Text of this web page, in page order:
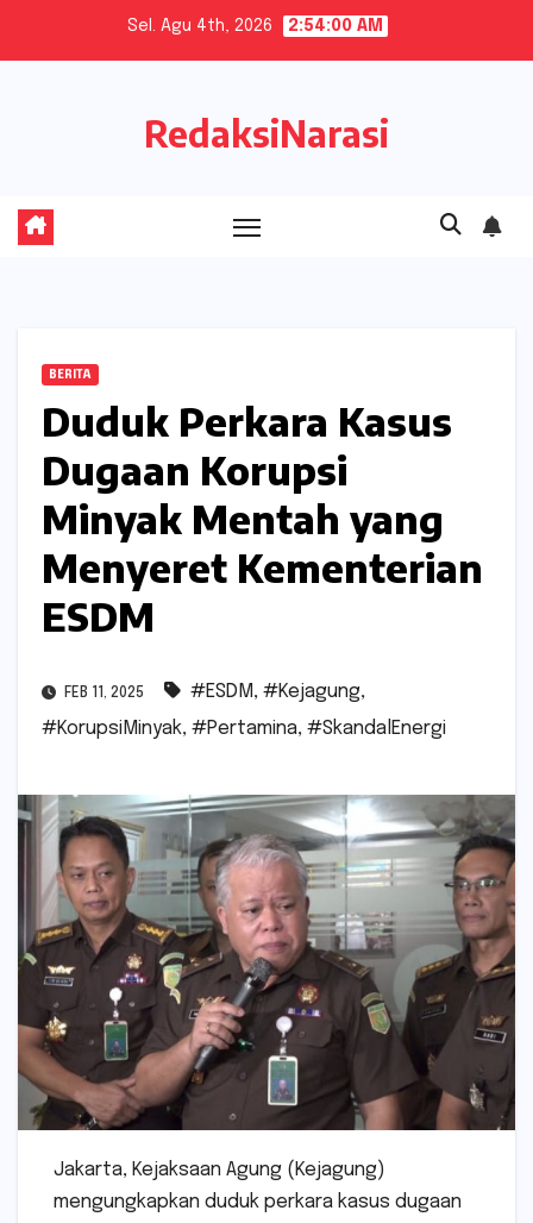
Sel. Agu 4th, 2026 2:54:01 AM
RedaksiNarasi
BERITA
Duduk Perkara Kasus
Dugaan Korupsi
Minyak Mentah yang
Menyeret Kementerian
ESDM
FEB 11, 2025 #ESDM, #Kejagung,
#KorupsiMinyak, #Pertamina, #SkandalEnergi
Jakarta, Kejaksaan Agung (Kejagung)
mengungkapkan duduk perkara kasus dugaan